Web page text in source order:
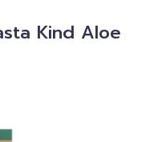
Kind Aloe